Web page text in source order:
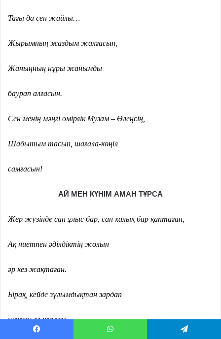
Тағы да сен жайлы…
Жырымның жаздым жалғасын,
Жаныңның нұры жанымды
баурап алғасын.
Сен менің мәңгі өмірлік Музам – Өлеңсің,
Шабытым тасып, шағала-көңіл
самғасын!
АЙ МЕН КҮНІМ АМАН ТҰРСА
Жер жүзінде сан ұлыс бар, сан халық бар қаптаған,
Ақ ниетпен әділдіктің жолын
әр кез жақтаған.
Бірақ, кейде зұлымдықтан зардап
шеккен ел көрсем,